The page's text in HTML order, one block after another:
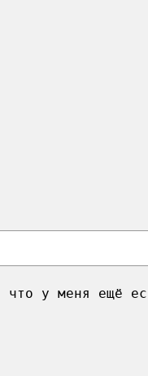
что у меня ещё